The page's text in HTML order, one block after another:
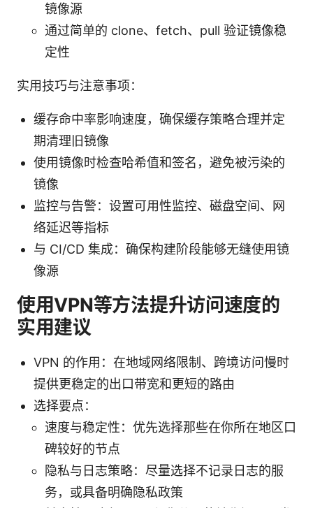
镜像源
通过简单的 clone、fetch、pull 验证镜像稳
定性
实用技巧与注意事项：
缓存命中率影响速度，确保缓存策略合理并定
期清理旧镜像
使用镜像时检查哈希值和签名，避免被污染的
镜像
监控与告警：设置可用性监控、磁盘空间、网
络延迟等指标
与 CI/CD 集成：确保构建阶段能够无缝使用镜
像源
使用VPN等方法提升访问速度的
实用建议
VPN 的作用：在地域网络限制、跨境访问慢时
提供更稳定的出口带宽和更短的路由
选择要点：
速度与稳定性：优先选择那些在你所在地区口
碑较好的节点
隐私与日志策略：尽量选择不记录日志的服
务，或具备明确隐私政策